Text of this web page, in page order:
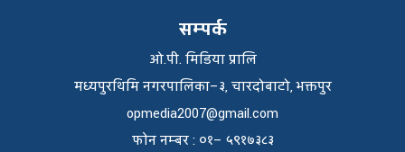
सम्पर्क
ओ.पी. मिडिया प्रालि
मध्यपुरथिमि नगरपालिका–३, चारदोबाटो, भक्तपुर
opmedia2007@gmail.com
फाेन नम्बर : ०१– ५९१७३८३